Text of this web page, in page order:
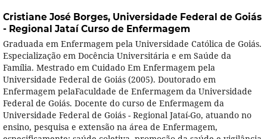
Cristiane José Borges, Universidade Federal de Goiás
- Regional Jataí Curso de Enfermagem
Graduada em Enfermagem pela Universidade Católica de Goiás.
Especialização em Docência Universitária e em Saúde da
Família. Mestrado em Cuidado Em Enfermagem pela
Universidade Federal de Goiás (2005). Doutorado em
Enfermagem pelaFaculdade de Enfermagem da Universidade
Federal de Goiás. Docente do curso de Enfermagem da
Universidade Federal de Goiás - Regional Jataí-Go, atuando no
ensino, pesquisa e extensão na área de Enfermagem,